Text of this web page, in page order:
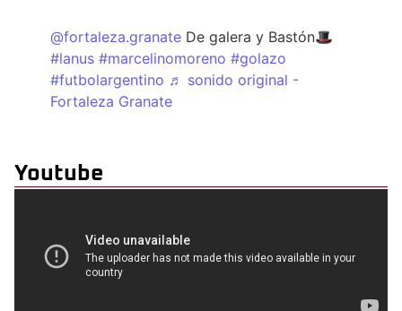
@fortaleza.granate De galera y Bastón🎩
#lanus #marcelinomoreno #golazo
#futbolargentino ♬ sonido original -
Fortaleza Granate
Youtube